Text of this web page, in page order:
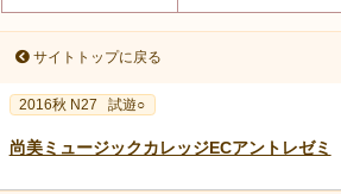
サイトトップに戻る
2016秋 N27 試遊○
尚美ミュージックカレッジECアントレゼミ